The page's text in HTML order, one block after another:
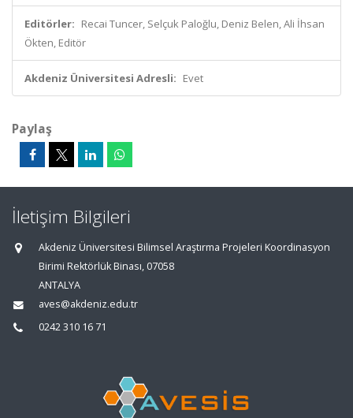
Editörler: Recai Tuncer, Selçuk Paloğlu, Deniz Belen, Ali İhsan
Ökten, Editör
Akdeniz Üniversitesi Adresli: Evet
Paylaş
İletişim Bilgileri
Akdeniz Üniversitesi Bilimsel Araştırma Projeleri Koordinasyon
Birimi Rektörlük Binası, 07058
ANTALYA
aves@akdeniz.edu.tr
0242 310 16 71